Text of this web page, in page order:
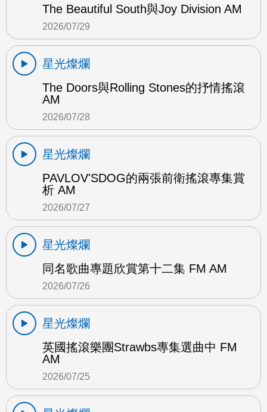
The Beautiful South與Joy Division AM
2026/07/29
星光燦爛
The Doors與Rolling Stones的抒情搖滾
AM
2026/07/28
星光燦爛
PAVLOV'SDOG的兩張前衛搖滾專集賞
析 AM
2026/07/27
星光燦爛
同名歌曲專題欣賞第十二集 FM AM
2026/07/26
星光燦爛
英國搖滾樂團Strawbs專集選曲中 FM
AM
2026/07/25